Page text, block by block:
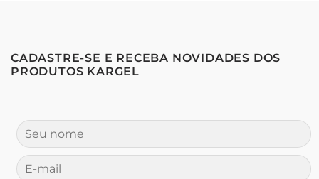
CADASTRE-SE E RECEBA NOVIDADES DOS
PRODUTOS KARGEL